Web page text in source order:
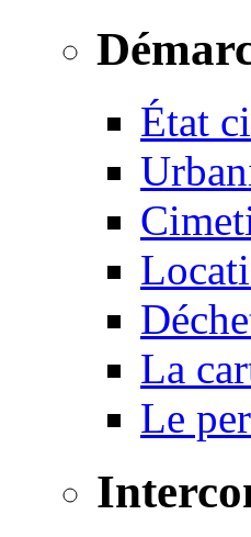
État
La
Le